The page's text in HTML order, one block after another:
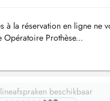
à la réservation en ligne ne
Opératoire Prothèse...
beschikbaar